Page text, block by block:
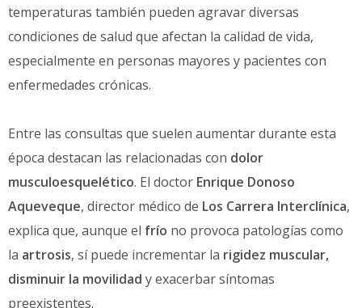
temperaturas también pueden agravar diversas
condiciones de salud que afectan la calidad de vida,
especialmente en personas mayores y pacientes con
enfermedades crónicas.
Entre las consultas que suelen aumentar durante esta
época destacan las relacionadas con dolor
musculoesquelético. El doctor Enrique Donoso
Aqueveque, director médico de Los Carrera Interclínica,
explica que, aunque el frío no provoca patologías como
la artrosis, sí puede incrementar la rigidez muscular,
disminuir la movilidad y exacerbar síntomas
preexistentes.